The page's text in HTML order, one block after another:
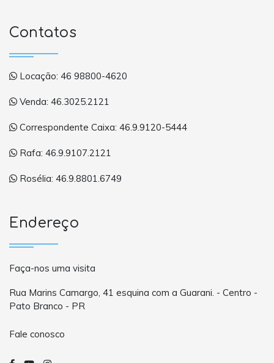
Contatos
Locação: 46 98800-4620
Venda: 46.3025.2121
Correspondente Caixa: 46.9.9120-5444
Rafa: 46.9.9107.2121
Rosélia: 46.9.8801.6749
Endereço
Faça-nos uma visita
Rua Marins Camargo, 41 esquina com a Guarani. - Centro -
Pato Branco - PR
Fale conosco